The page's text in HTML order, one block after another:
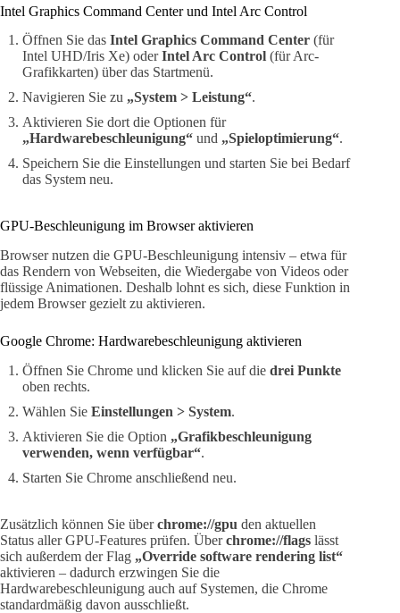
Intel Graphics Command Center und Intel Arc Control
Öffnen Sie das Intel Graphics Command Center (für
Intel UHD/Iris Xe) oderIntel Arc Control (für Arc-
Grafikkarten) über das Startmenü.
Navigieren Sie zu „System > Leistung“.
Aktivieren Sie dort die Optionen für
„Hardwarebeschleunigung“ und „Spieloptimierung“.
Speichern Sie die Einstellungen und starten Sie bei Bedarf
das System neu.
GPU-Beschleunigung im Browser aktivieren
Browser nutzen die GPU-Beschleunigung intensiv – etwa für
das Rendern von Webseiten, die Wiedergabe von Videos oder
flüssige Animationen. Deshalb lohnt es sich, diese Funktion in
jedem Browser gezielt zu aktivieren.
Google Chrome: Hardwarebeschleunigung aktivieren
Öffnen Sie Chrome und klicken Sie auf die drei Punkte
oben rechts.
Wählen Sie Einstellungen > System.
Aktivieren Sie die Option „Grafikbeschleunigung
verwenden, wenn verfügbar“.
Starten Sie Chrome anschließend neu.
Zusätzlich können Sie überchrome://gpu den aktuellen
Status aller GPU-Features prüfen. Überchrome://flags lässt
sich außerdem der Flag „Override software rendering list“
aktivieren – dadurch erzwingen Sie die
Hardwarebeschleunigung auch auf Systemen, die Chrome
standardmäßig davon ausschließt.